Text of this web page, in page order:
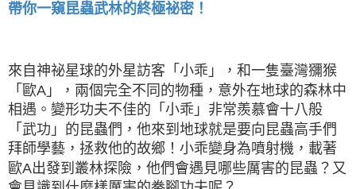
帶你一窺昆蟲武林的終極祕密！
來自神祕星球的外星訪客「小乖」，和一隻臺灣獼猴
「歐A」，兩個完全不同的物種，意外在地球的森林中
相遇。變形功夫不佳的「小乖」非常羨慕會十八般
「武功」的昆蟲們，他來到地球就是要向昆蟲高手們
拜師學藝，拯救他的故鄉！小乖變身為噴射機，載著
歐A出發到叢林探險，他們會遇見哪些厲害的昆蟲？又